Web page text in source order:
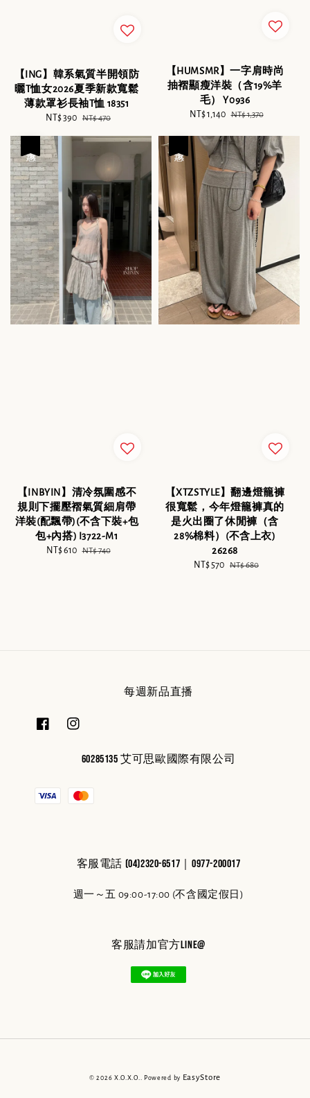
【ING】韓系氣質半開領防
曬T恤女2026夏季新款寬鬆
薄款罩衫長袖T恤 18351
Sale
NT$ 390 Regular
NT$ 470
【HUMSMR】一字肩時尚
抽褶顯瘦洋裝（含19%羊
毛） Y0936
Sale
NT$ 1,140 Regular
NT$ 1,370
【INBYIN】清冷氛圍感不
規則下擺壓褶氣質細肩帶
洋裝(配飄帶)(不含下裝+包
包+內搭) I3722-M1
Sale
NT$ 610 Regular
NT$ 740
【XTZSTYLE】翻邊燈籠褲
很寬鬆，今年燈籠褲真的
是火出圈了休閒褲（含
28%棉料）(不含上衣)
26268
Sale
NT$ 570 Regular
NT$ 680
每週新品直播
60285135 艾可思歐國際有限公司
客服電話 (04)2320-6517｜0977-200017
週一～五 09:00-17:00 (不含國定假日)
客服請加官方line@
© 2026 X.O.X.O.. Powered by EasyStore